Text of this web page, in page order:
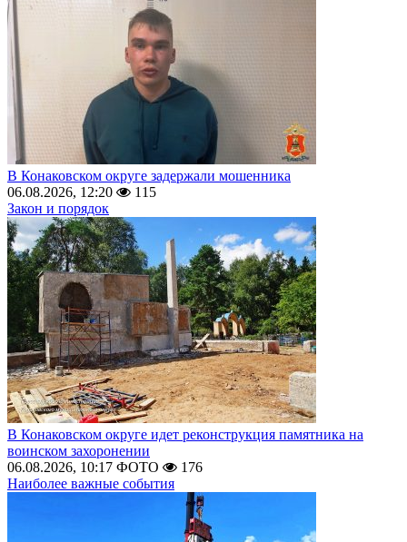
В Конаковском округе задержали мошенника
06.08.2026, 12:20
115
Закон и порядок
В Конаковском округе идет реконструкция памятника на
воинском захоронении
06.08.2026, 10:17 ФОТО
176
Наиболее важные события